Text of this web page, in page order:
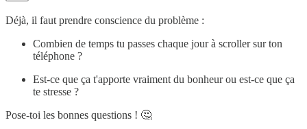
Déjà, il faut prendre conscience du problème :
Combien de temps tu passes chaque jour à scroller sur ton
téléphone ?
Est-ce que ça t'apporte vraiment du bonheur ou est-ce que ça
te stresse ?
Pose-toi les bonnes questions ! 🤔